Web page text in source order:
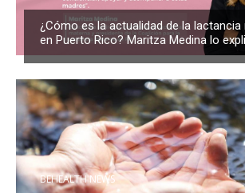
¿Cómo es la actualidad de la lactancia
en Puerto Rico? Maritza Medina lo
BEHEALTH NEWS